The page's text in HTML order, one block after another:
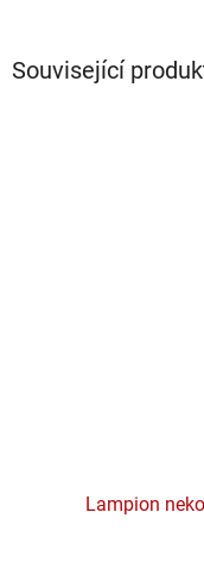
Související
Lampion